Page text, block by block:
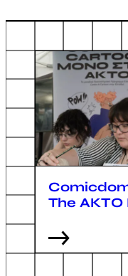
The ΑΚΤΟ